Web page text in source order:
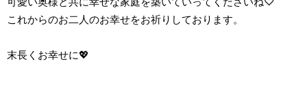
これからのお二人のお幸せをお祈りしております。
末長くお幸せに💖